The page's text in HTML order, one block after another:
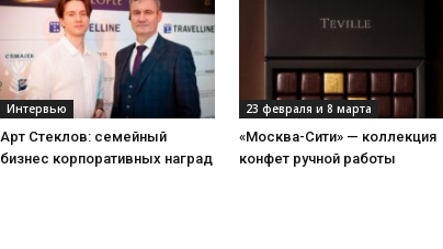
Интервью
Арт Стеклов: семейный
бизнес корпоративных наград
23 февраля и 8 марта
«Москва-Сити» — коллекция
конфет ручной работы